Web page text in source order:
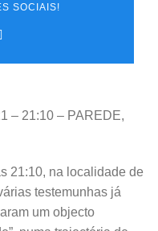
SOCIAIS!
– 21:10 – PAREDE,
21:10, na localidade de
testemunhas já
um objecto